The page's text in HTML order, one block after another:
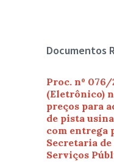
Documentos
Proc. nº 076/
(Eletrônico)
preços para
de pista
com entrega
Secretaria
Serviços